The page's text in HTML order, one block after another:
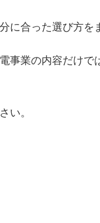
合った選び方を
事業の内容だけで
い。